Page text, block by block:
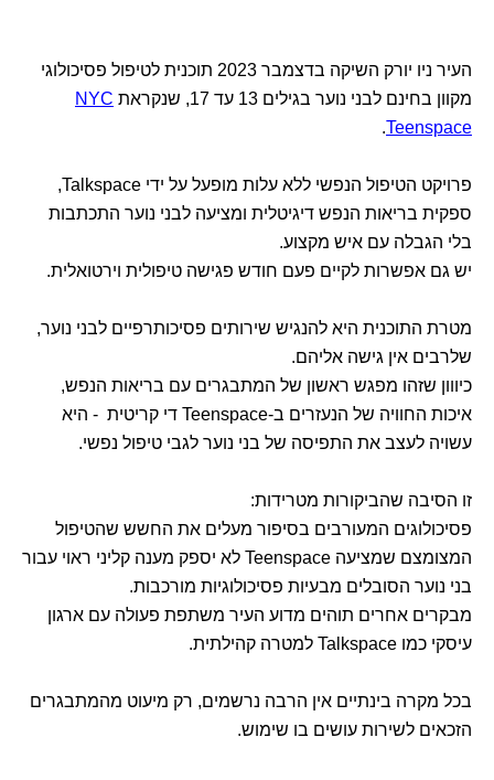
העיר ניו יורק השיקה בדצמבר 2023 תוכנית לטיפול פסיכולוגי
מקוון בחינם לבני נוער בגילים 13 עד 17, שנקראת
NYC
Teenspace
.
פרויקט הטיפול הנפשי ללא עלות מופעל על ידי Talkspace,
ספקית בריאות הנפש דיגיטלית ומציעה לבני נוער התכתבות
בלי הגבלה עם איש מקצוע.
יש גם אפשרות לקיים פעם חודש פגישה טיפולית וירטואלית.
מטרת התוכנית היא להנגיש שירותים פסיכותרפיים לבני נוער,
שלרבים אין גישה אליהם.
כיווון שזהו מפגש ראשון של המתבגרים עם בריאות הנפש,
איכות החוויה של הנעזרים ב-Teenspace די קריטית - היא
עשויה לעצב את התפיסה של בני נוער לגבי טיפול נפשי.
זו הסיבה שהביקורות מטרידות:
פסיכולוגים המעורבים בסיפור מעלים את החשש שהטיפול
המצומצם שמציעה Teenspace לא יספק מענה קליני ראוי עבור
בני נוער הסובלים מבעיות פסיכולוגיות מורכבות.
מבקרים אחרים תוהים מדוע העיר משתפת פעולה עם ארגון
עיסקי כמו Talkspace למטרה קהילתית.
בכל מקרה בינתיים אין הרבה נרשמים, רק מיעוט מהמתבגרים
הזכאים לשירות עושים בו שימוש.